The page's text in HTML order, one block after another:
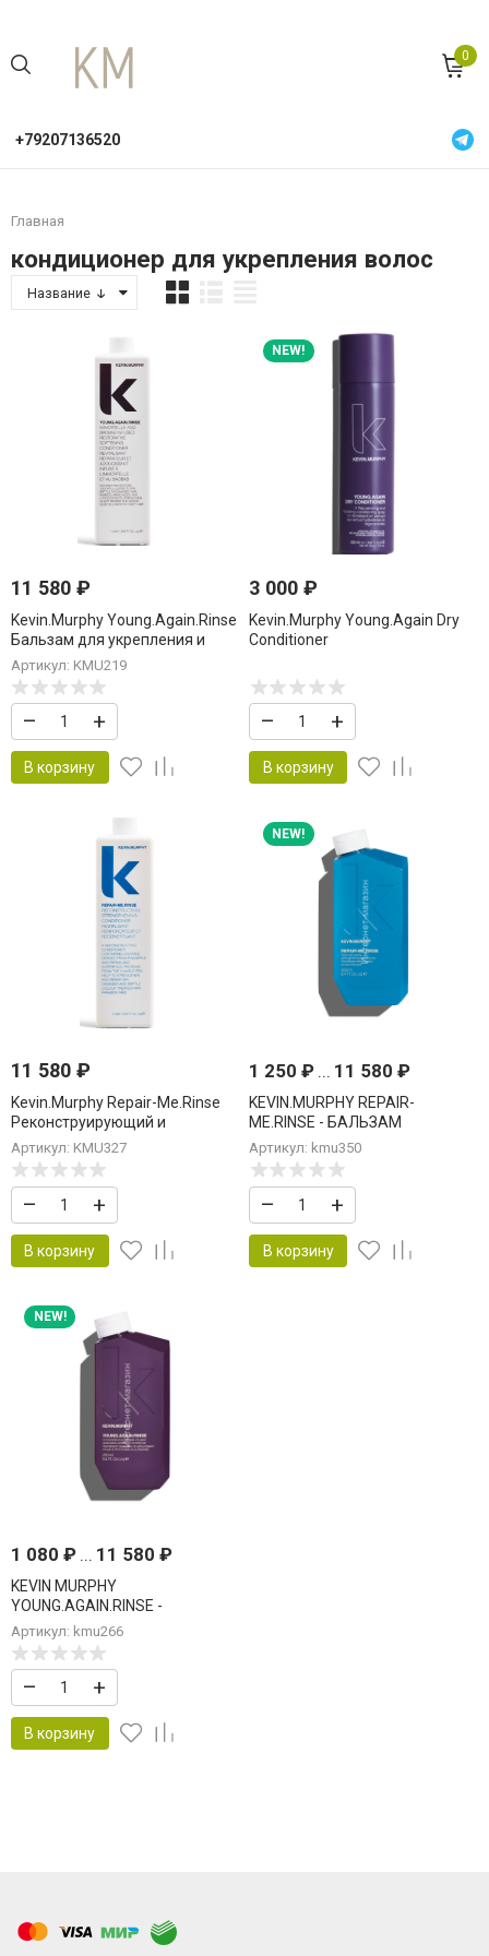
0
+79207136520
Главная
кондиционер для укрепления волос
Название
11 580 ₽
Kevin.Murphy Young.Again.Rinse
Бальзам для укрепления и
восстановления длинных
волос 1000 мл
Артикул: KMU219
– +
В корзину
NEW!
3 000₽
Kevin.Murphy Young.Again Dry
Conditioner
кондиционер для волос 100 мл
– +
В корзину
11 580 ₽
Kevin.Murphy Repair-Me.Rinse
Реконструирующий и
укрепляющий кондиционер
Кевин Мерфи 1000 мл
Артикул: KMU327
– +
В корзину
NEW!
1 250₽ ... 11 580₽
KEVIN.MURPHY REPAIR-
ME.RINSE - БАЛЬЗАМ
КОНДИЦИОНЕР
РЕКОНСТРУИРУЮЩИЙ И
УКРЕПЛЯЮЩИЙ
Артикул: kmu350
– +
В корзину
NEW!
1 080 ₽ ... 11 580 ₽
KEVIN MURPHY
YOUNG.AGAIN.RINSE -
КОНДИЦИОНЕР
УКРЕПЛЯЮЩИЙ ANTI AGE
Артикул: kmu266
– +
В корзину